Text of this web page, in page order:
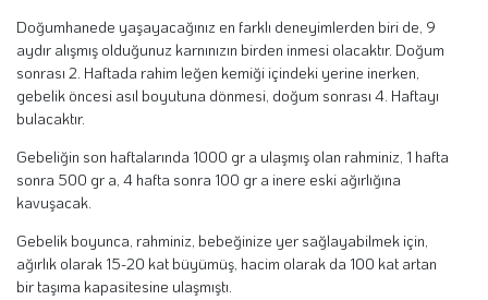
Doğumhanede yaşayacağınız en farklı deneyimlerden biri de, 9
aydır alışmış olduğunuz karnınızın birden inmesi olacaktır. Doğum
sonrası 2. Haftada rahim leğen kemiği içindeki yerine inerken,
gebelik öncesi asıl boyutuna dönmesi, doğum sonrası 4. Haftayı
bulacaktır.
Gebeliğin son haftalarında 1000 gr a ulaşmış olan rahminiz, 1 hafta
sonra 500 gr a, 4 hafta sonra 100 gr a inere eski ağırlığına
kavuşacak.
Gebelik boyunca, rahminiz, bebeğinize yer sağlayabilmek için,
ağırlık olarak 15-20 kat büyümüş, hacim olarak da 100 kat artan
bir taşıma kapasitesine ulaşmıştı.